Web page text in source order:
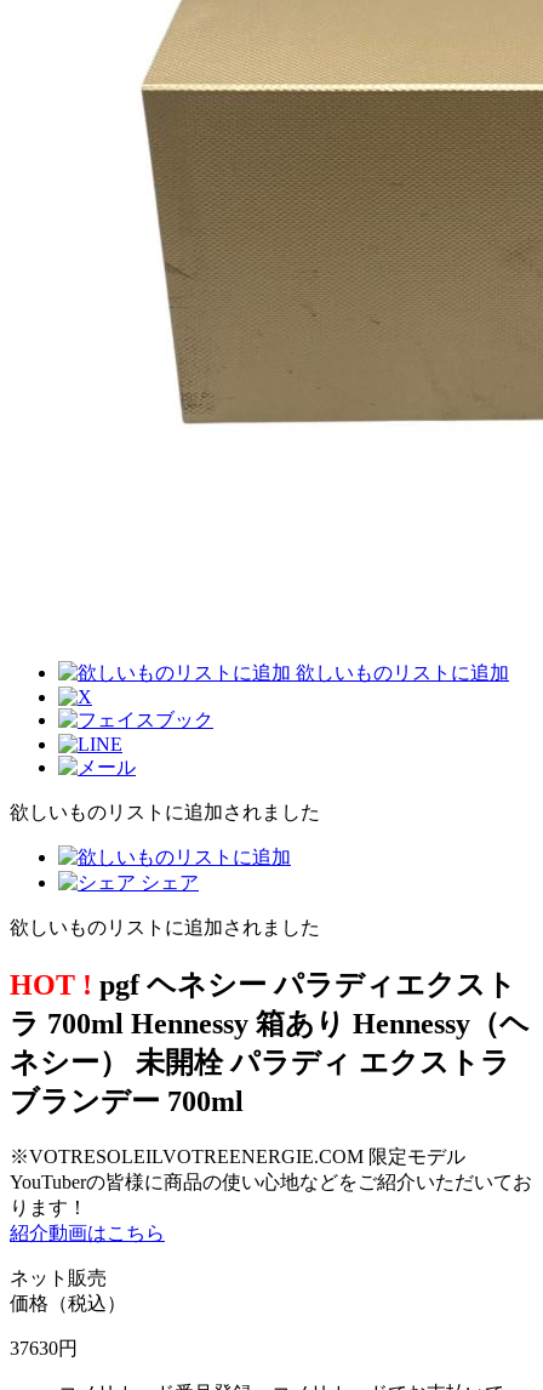
欲しいものリストに追加
欲しいものリストに追加されました
シェア
欲しいものリストに追加されました
HOT ! pgf ヘネシー パラディエクスト
ラ 700ml Hennessy 箱あり Hennessy（ヘ
ネシー） 未開栓 パラディ エクストラ
ブランデー 700ml
※VOTRESOLEILVOTREENERGIE.COM 限定モデル
YouTuberの皆様に商品の使い心地などをご紹介いただいてお
ります！
紹介動画はこちら
ネット販売
価格（税込）
37630円